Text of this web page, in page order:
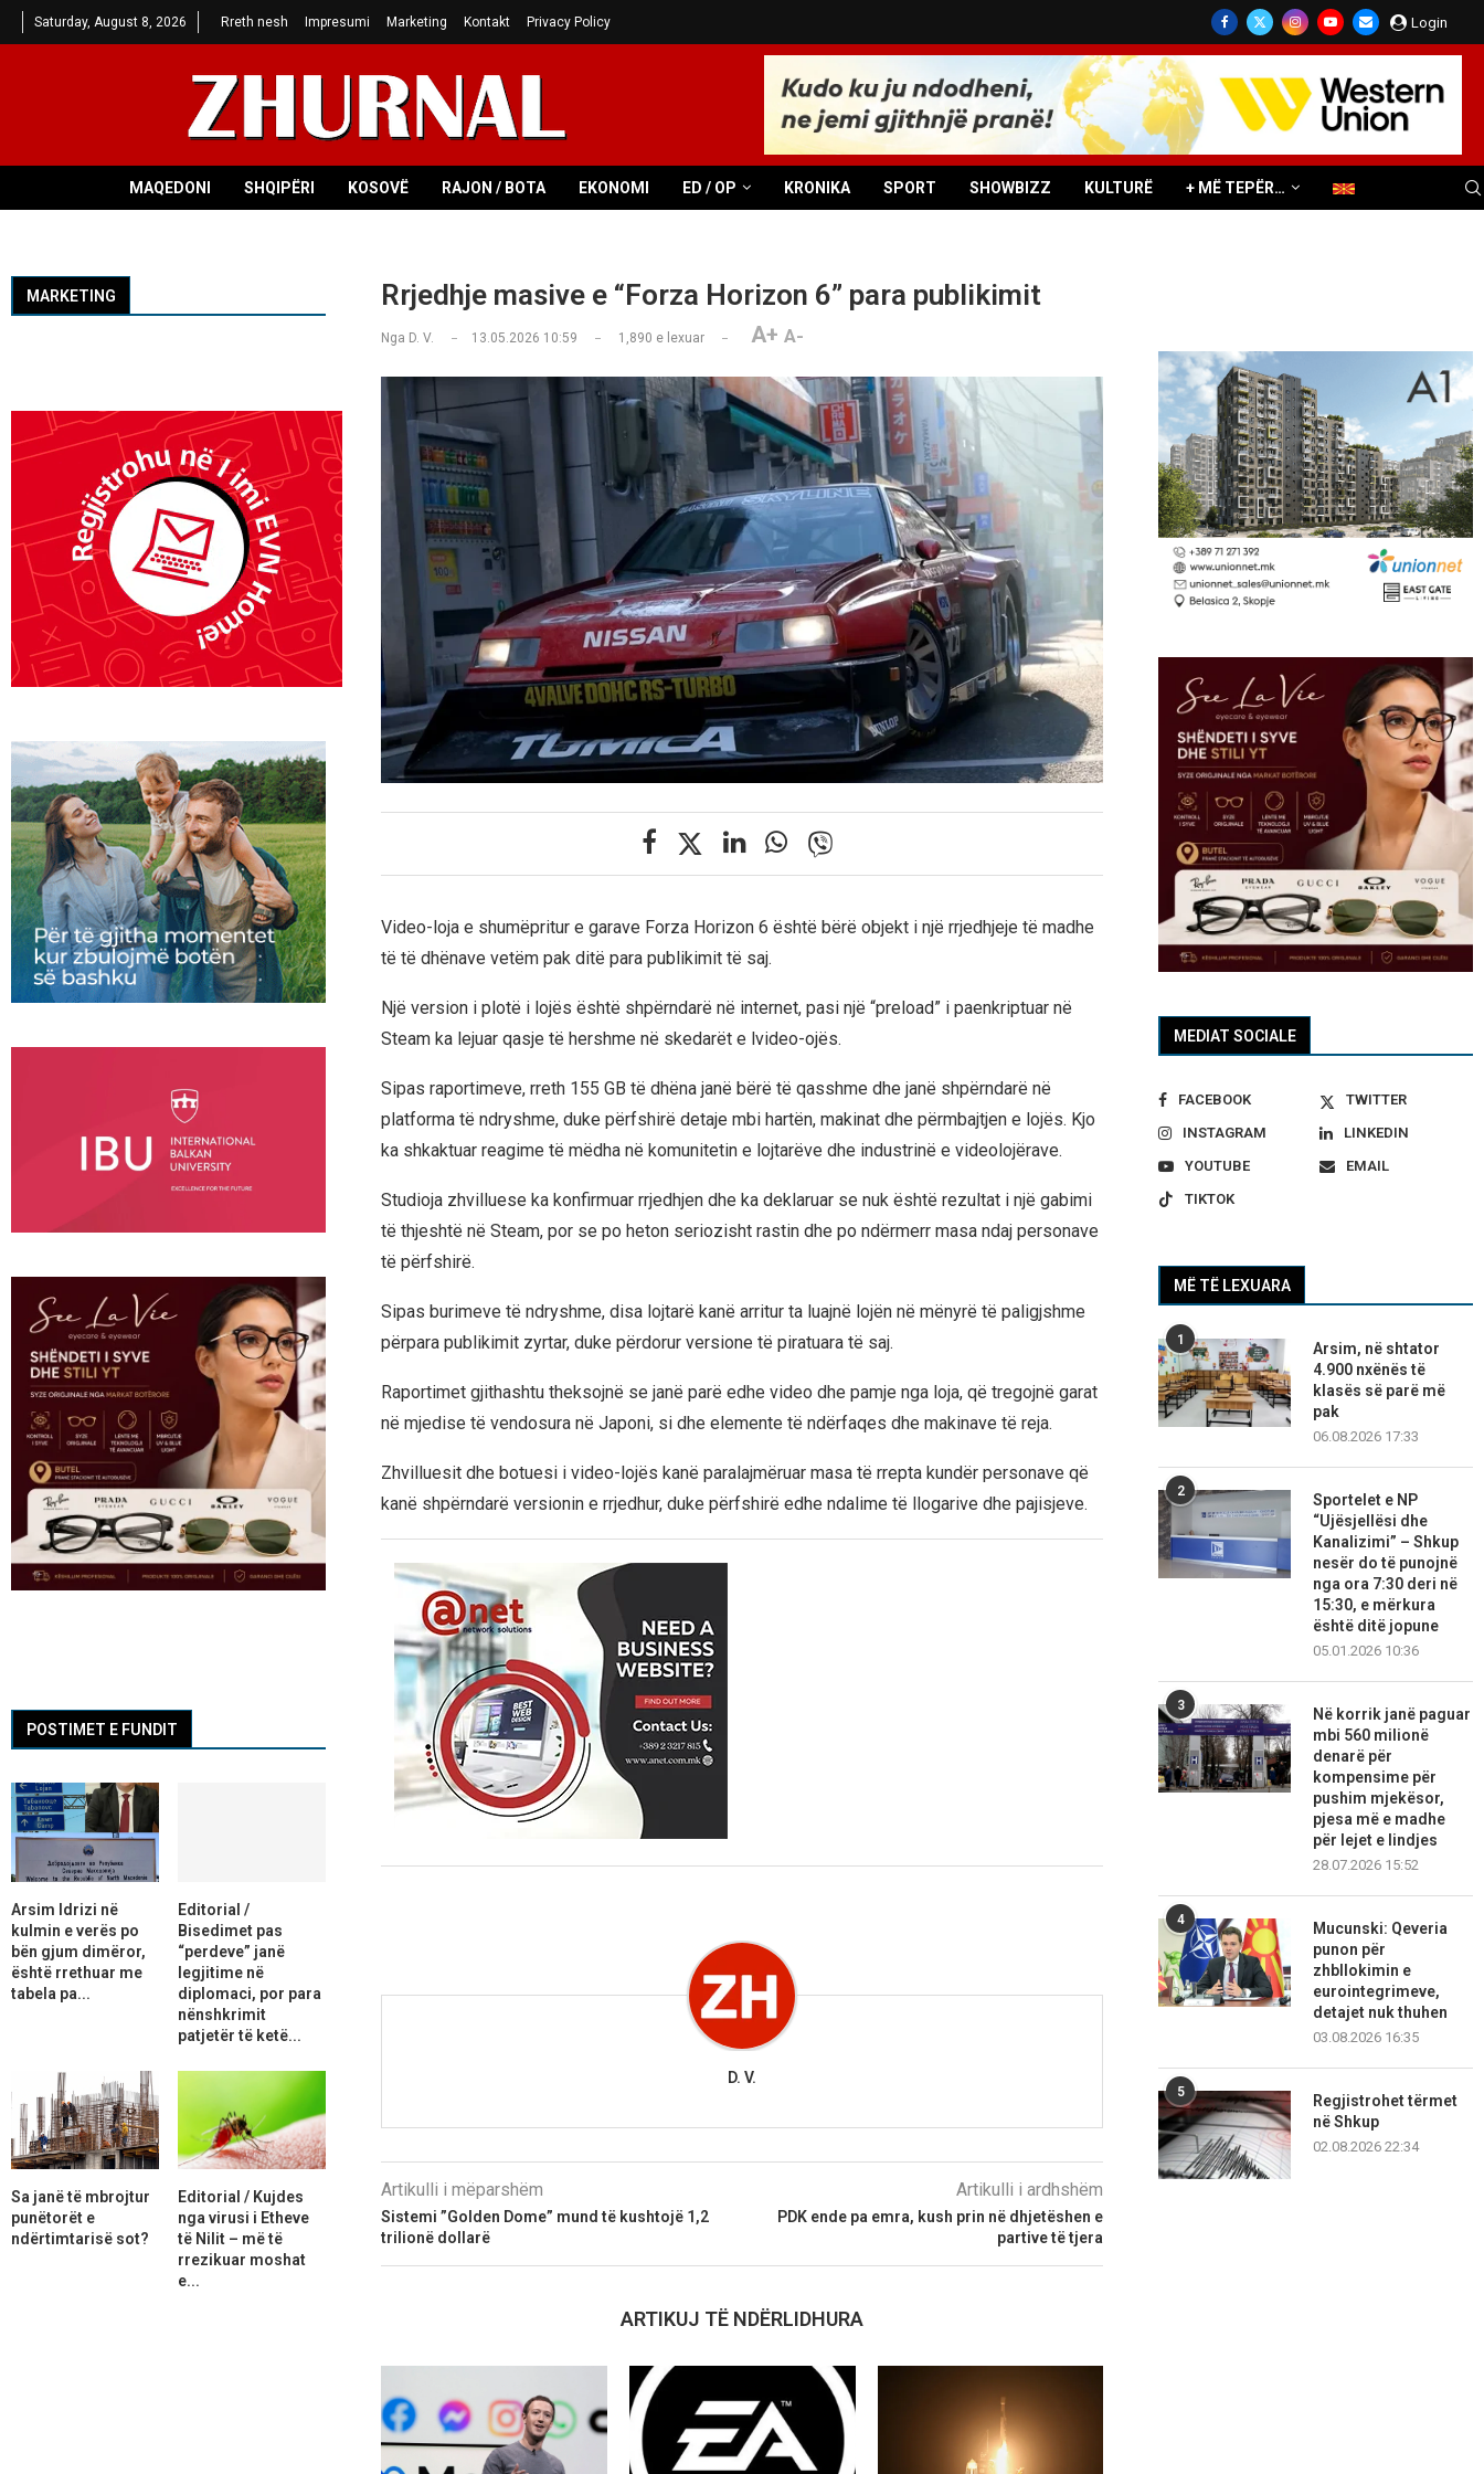
Saturday, August 8, 2026 Rreth nesh Impresumi Marketing Kontakt Privacy Policy Login
MAQEDONI SHQIPËRI KOSOVË RAJON / BOTA EKONOMI ED / OP KRONIKA SPORT SHOWBIZZ KULTURË + MË TEPËR…
Rrjedhje masive e “Forza Horizon 6” para publikimit
Nga D. V. 13.05.2026 10:59 1,890 e lexuar A+ A-
Video-loja e shumëpritur e garave Forza Horizon 6 është bërë objekt i një rrjedhjeje të madhe
të të dhënave vetëm pak ditë para publikimit të saj.
Një version i plotë i lojës është shpërndarë në internet, pasi një “preload” i paenkriptuar në
Steam ka lejuar qasje të hershme në skedarët e lvideo-ojës.
Sipas raportimeve, rreth 155 GB të dhëna janë bërë të qasshme dhe janë shpërndarë në
platforma të ndryshme, duke përfshirë detaje mbi hartën, makinat dhe përmbajtjen e lojës. Kjo
ka shkaktuar reagime të mëdha në komunitetin e lojtarëve dhe industrinë e videolojërave.
Studioja zhvilluese ka konfirmuar rrjedhjen dhe ka deklaruar se nuk është rezultat i një gabimi
të thjeshtë në Steam, por se po heton seriozisht rastin dhe po ndërmerr masa ndaj personave
të përfshirë.
Sipas burimeve të ndryshme, disa lojtarë kanë arritur ta luajnë lojën në mënyrë të paligjshme
përpara publikimit zyrtar, duke përdorur versione të piratuara të saj.
Raportimet gjithashtu theksojnë se janë parë edhe video dhe pamje nga loja, që tregojnë garat
në mjedise të vendosura në Japoni, si dhe elemente të ndërfaqes dhe makinave të reja.
Zhvilluesit dhe botuesi i video-lojës kanë paralajmëruar masa të rrepta kundër personave që
kanë shpërndarë versionin e rrjedhur, duke përfshirë edhe ndalime të llogarive dhe pajisjeve.
D. V.
Artikulli i mëparshëm
Sistemi ”Golden Dome” mund të kushtojë 1,2
trilionë dollarë
Artikulli i ardhshëm
PDK ende pa emra, kush prin në dhjetëshen e
partive të tjera
ARTIKUJ TË NDËRLIDHURA
MEDIAT SOCIALE
FACEBOOK
TWITTER
INSTAGRAM
LINKEDIN
YOUTUBE
EMAIL
TIKTOK
MË TË LEXUARA
1
Arsim, në shtator
4.900 nxënës të
klasës së parë më
pak
06.08.2026 17:33
2
Sportelet e NP
“Ujësjellësi dhe
Kanalizimi” – Shkup
nesër do të punojnë
nga ora 7:30 deri në
15:30, e mërkura
është ditë jopune
05.01.2026 10:36
3
Në korrik janë paguar
mbi 560 milionë
denarë për
kompensime për
pushim mjekësor,
pjesa më e madhe
për lejet e lindjes
28.07.2026 15:52
4
Mucunski: Qeveria
punon për
zhbllokimin e
eurointegrimeve,
detajet nuk thuhen
03.08.2026 16:35
5
Regjistrohet tërmet
në Shkup
02.08.2026 22:34
MARKETING
POSTIMET E FUNDIT
Arsim Idrizi në
kulmin e verës po
bën gjum dimëror,
është rrethuar me
tabela pa...
Editorial /
Bisedimet pas
“perdeve” janë
legjitime në
diplomaci, por para
nënshkrimit
patjetër të ketë...
Sa janë të mbrojtur
punëtorët e
ndërtimtarisë sot?
Editorial / Kujdes
nga virusi i Etheve
të Nilit – më të
rrezikuar moshat
e...